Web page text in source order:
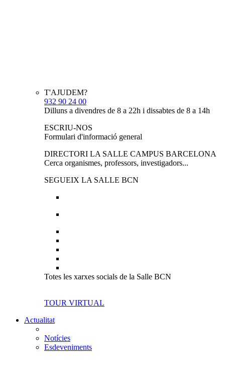
T'AJUDEM?
932 90 24 00
Dilluns a divendres de 8 a 22h i dissabtes de 8 a 14h
ESCRIU-NOS
Formulari d'informació general
DIRECTORI LA SALLE CAMPUS BARCELONA
Cerca organismes, professors, investigadors...
SEGUEIX LA SALLE BCN
Totes les xarxes socials de la Salle BCN
TOUR VIRTUAL
Actualitat
Notícies
Esdeveniments